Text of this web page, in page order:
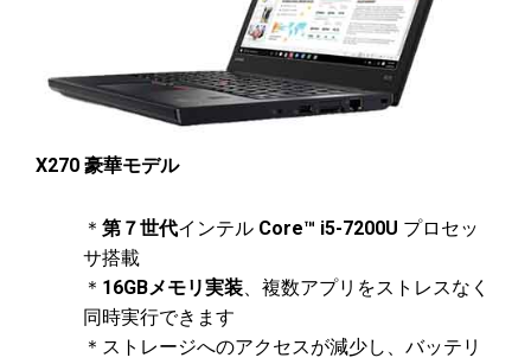
X270 豪華モデル
＊ 第７世代インテル Core™ i5-7200U プロセッ
サ搭載
＊ 16GBメモリ実装、複数アプリをストレスなく
同時実行できます
＊ストレージへのアクセスが減少し、バッテリ